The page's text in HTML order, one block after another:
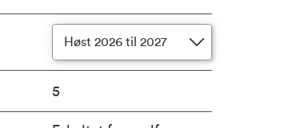
Høst 2026 til 2027
5